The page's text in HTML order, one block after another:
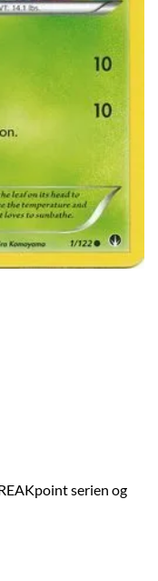
serien og